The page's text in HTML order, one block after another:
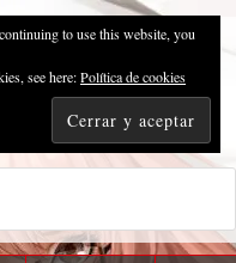
what I do best isn't very
to use this website, you
see here:Política de cookies